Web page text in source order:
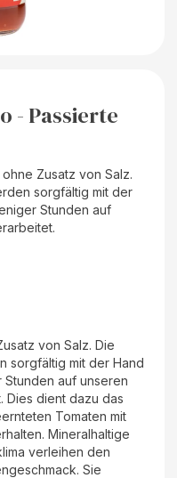
- Passierte
Zusatz von Salz.
sorgfältig mit der
Stunden auf
von Salz. Die
sorgfältig mit der Hand
auf unseren
Dies dient dazu das
Tomaten mit
Mineralhaltige
verleihen den
Sie